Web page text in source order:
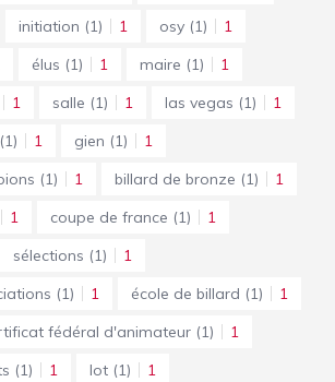
initiation (1) 1 osy (1)
1
élus (1) 1 maire (1)
1
1 salle (1) 1 las vegas (1)
1
(1) 1 gien (1)
1
(1) 1 billard de bronze (1)
1
1 coupe de france (1)
1
sélections (1)
1
(1) 1 école de billard (1)
1
fédéral d'animateur (1)
1
(1) 1 lot (1)
1